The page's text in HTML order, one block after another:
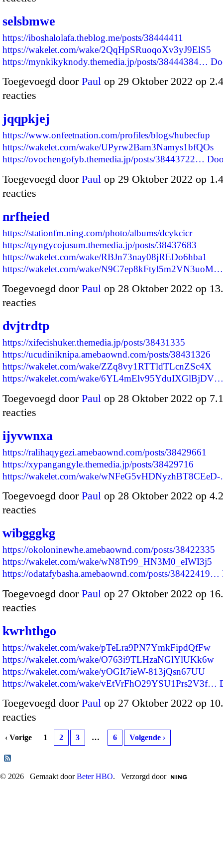
selsbmwe
https://iboshalolafa.theblog.me/posts/38444411
https://wakelet.com/wake/2QqHpSRuoqoXv3yJ9ElS5
https://mynkikyknody.themedia.jp/posts/38444384…
Toegevoegd door Paul op 29 Oktober 2022 op
reacties
jqqpkjej
https://www.onfeetnation.com/profiles/blogs/hubecfup
https://wakelet.com/wake/UPyrw2Bam3Namys1bfQOs
https://ovochengofyb.themedia.jp/posts/38443722…
Toegevoegd door Paul op 29 Oktober 2022 op
reacties
nrfheied
https://stationfm.ning.com/photo/albums/dcykcicr
https://qyngycojusum.themedia.jp/posts/38437683
https://wakelet.com/wake/RBJn73nay08jREDo6hba1
https://wakelet.com/wake/N9C7ep8kFtyl5m2VN3uoM…
Toegevoegd door Paul op 28 Oktober 2022 op
reacties
dvjtrdtp
https://xifecishuker.themedia.jp/posts/38431335
https://ucudiniknipa.amebaownd.com/posts/38431326
https://wakelet.com/wake/ZZq8vy1RTTldTLcnZSc4X
https://wakelet.com/wake/6YL4mElv95YduIXGlBjDV…
Toegevoegd door Paul op 28 Oktober 2022 op
reacties
ijyvwnxa
https://ralihaqygezi.amebaownd.com/posts/38429661
https://xypangangyle.themedia.jp/posts/38429716
https://wakelet.com/wake/
Toegevoegd door Paul op 28 Oktober 2022 op
reacties
wibgggkg
https://okoloninewhe.amebaownd.com/posts/38422335
https://wakelet.com/wake/wN8Tr99_HN3M0_eIWI3j5
https://odatafybasha.amebaownd.com/posts/38422419…
Toegevoegd door Paul op 27 Oktober 2022 op
reacties
kwrhthgo
https://wakelet.com/wake/pTeLra9PN7YmkFipdQfFw
https://wakelet.com/wake/O763i9TLHzaNGlYlUKk6w
https://wakelet.com/wake/yOGIt7ieW-813jQsn67UU
https://wakelet.com/wake/vEtVrFhO29YSU1Prs2V3f…
Toegevoegd door Paul op 27 Oktober 2022 op
reacties
‹ Vorige 1 2 3 … 6 Volgende ›
© 2026 Gemaakt doorBeter HBO. Verzorgd door